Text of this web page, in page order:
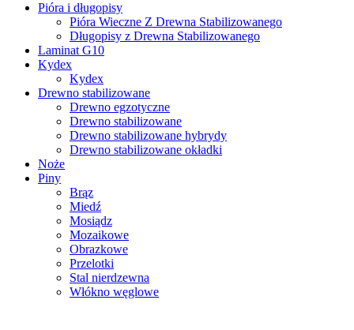
Pióra i długopisy
Pióra Wieczne Z Drewna Stabilizowanego
Długopisy z Drewna Stabilizowanego
Laminat G10
Kydex
Kydex
Drewno stabilizowane
Drewno egzotyczne
Drewno stabilizowane
Drewno stabilizowane hybrydy
Drewno stabilizowane okładki
Noże
Piny
Brąz
Miedź
Mosiądz
Mozaikowe
Obrazkowe
Przelotki
Stal nierdzewna
Włókno węglowe